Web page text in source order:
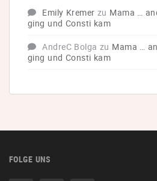
Emily Kremer zu Mama …
ging und Consti kam
AndreC Bolga zu Mama …
ging und Consti kam
FOLGE UNS